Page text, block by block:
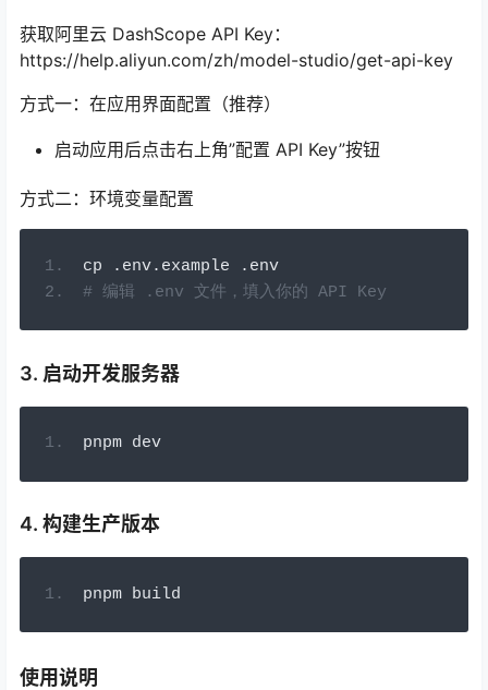
获取阿里云 DashScope API Key：
https://help.aliyun.com/zh/model-studio/get-api-key
方式一：在应用界面配置（推荐）
启动应用后点击右上角”配置 API Key”按钮
方式二：环境变量配置
cp . env. example . env
# 编辑 .env 文件，填入你的 API Key
3. 启动开发服务器
pnpm dev
4. 构建生产版本
pnpm build
使用说明